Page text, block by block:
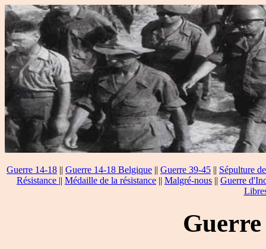
Guerre 14-18 || Guerre 14-18 Belgique || Guerre 39-45 || Sépulture
Résistance || Médaille de la résistance || Malgré-nous || Guerre